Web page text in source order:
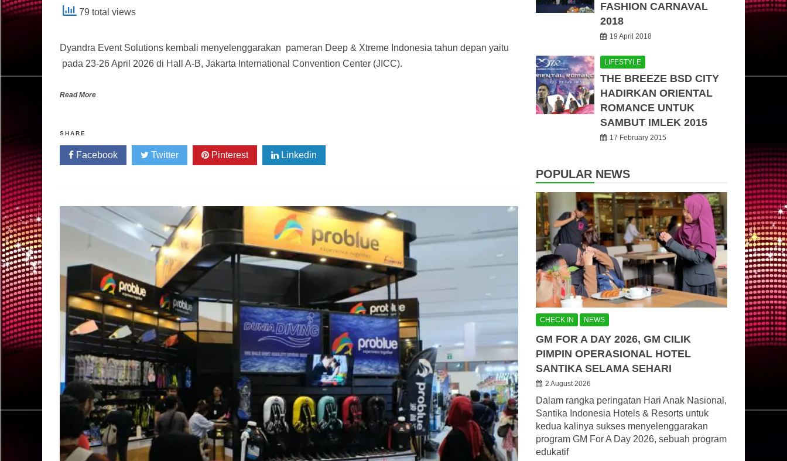
79 total views
Dyandra Event Solutions kembali menyelenggarakan pameran Deep & Xtreme Indonesia tahun depan yaitu
pada 23-26 April 2026 di Hall A-B, Jakarta International Convention Center (JICC).
Read More
SHARE
Facebook Twitter Pinterest Linkedin
FASHION CARNAVAL
2018
19 April 2018
LIFESTYLE
THE BREEZE BSD CITY
HADIRKAN ORIENTAL
ROMANCE UNTUK
SAMBUT IMLEK 2015
17 February 2015
POPULAR NEWS
CHECK IN NEWS
GM FOR A DAY 2026, GM CILIK
PIMPIN OPERASIONAL HOTEL
SANTIKA SELAMA SEHARI
2 August 2026
Dalam rangka peringatan Hari Anak Nasional,
Santika Indonesia Hotels & Resorts untuk
kedua kalinya sukses menyelenggarakan
program GM For A Day 2026, sebuah program
edukatif